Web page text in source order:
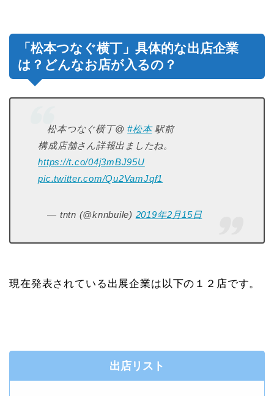
「松本つなぐ横丁」具体的な出店企業
は？どんなお店が入るの？
松本つなぐ横丁@#松本駅前
構成店舗さん詳報出ましたね。
https://t.co/04j3mBJ95U
pic.twitter.com/Qu2VamJqf1
— tntn (@knnbuile) 2019年2月15日
現在発表されている出展企業は以下の１２店です。
出店リスト